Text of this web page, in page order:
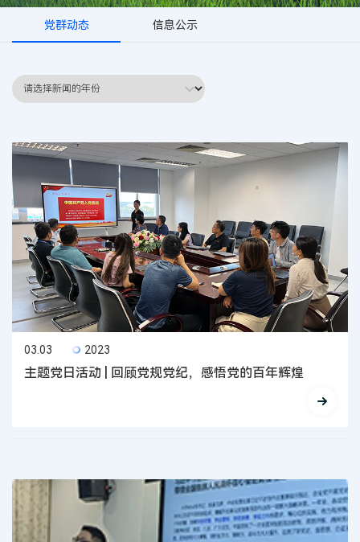
党群动态 信息公示
03.03 2023
主题党日活动 | 回顾党规党纪，感悟党的百年辉煌